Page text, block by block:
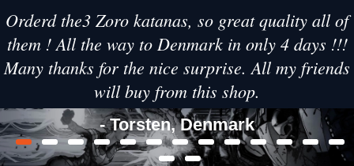
Orderd the3 Zoro katanas, so great quality all of
them ! All the way to Denmark in only 4 days !!!
Many thanks for the nice surprise. All my friends
will buy from this shop.
- Torsten, Denmark